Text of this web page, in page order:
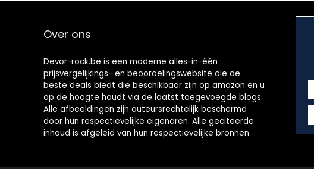
Over ons
Devor-rock.be is een moderne alles-in-één
prijsvergelijkings- en beoordelingswebsite die de
beste deals biedt die beschikbaar zijn op amazon en u
op de hoogte houdt via de laatst toegevoegde blogs.
Alle afbeeldingen zijn auteursrechtelijk beschermd
door hun respectievelijke eigenaren. Alle geciteerde
inhoud is afgeleid van hun respectievelijke bronnen.